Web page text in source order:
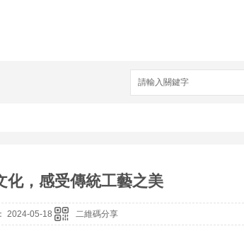
化，感受傳統工藝之美
2024-05-18 二維碼分享